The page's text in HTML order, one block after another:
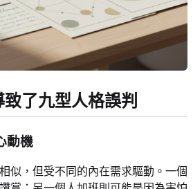
了九型人格誤判
動機
似，但受不同的內在需求驅動。一個